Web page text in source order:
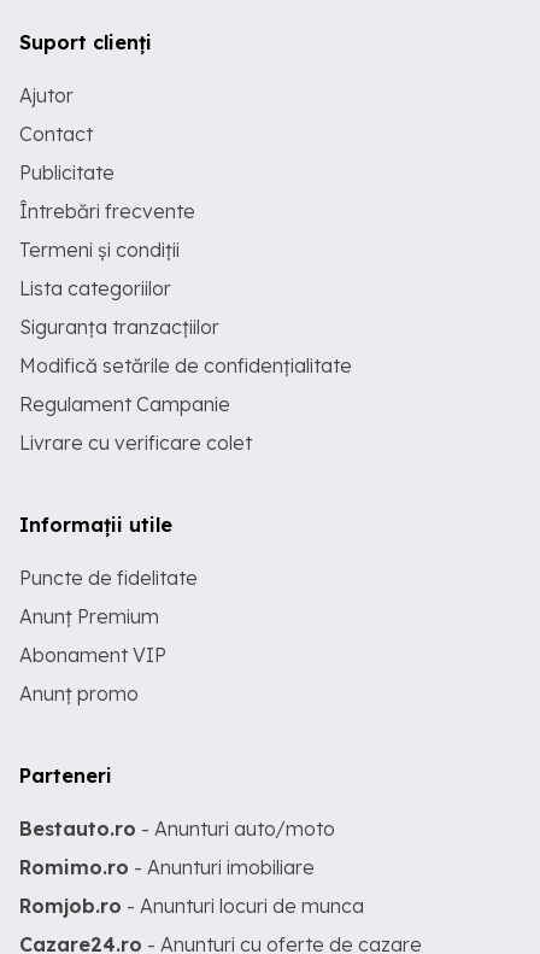
Suport clienți
Ajutor
Contact
Publicitate
Întrebări frecvente
Termeni și condiții
Lista categoriilor
Siguranța tranzacțiilor
Modifică setările de confidențialitate
Regulament Campanie
Livrare cu verificare colet
Informații utile
Puncte de fidelitate
Anunț Premium
Abonament VIP
Anunț promo
Parteneri
Bestauto.ro - Anunturi auto/moto
Romimo.ro - Anunturi imobiliare
Romjob.ro - Anunturi locuri de munca
Cazare24.ro - Anunturi cu oferte de cazare